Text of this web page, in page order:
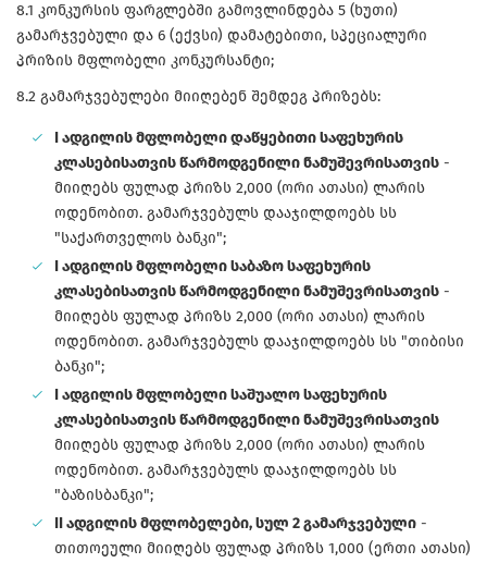
8.1 კონკურსის ფარგლებში გამოვლინდება 5 (ხუთი)
გამარჯვებული და 6 (ექვსი) დამატებითი, სპეციალური
პრიზის მფლობელი კონკურსანტი;
8.2 გამარჯვებულები მიიღებენ შემდეგ პრიზებს:
I ადგილის მფლობელი დაწყებითი საფეხურის
კლასებისათვის წარმოდგენილი ნამუშევრისათვის -
მიიღებს ფულად პრიზს 2,000 (ორი ათასი) ლარის
ოდენობით. გამარჯვებულს დააჯილდოებს სს
"საქართველოს ბანკი";
I ადგილის მფლობელი საბაზო საფეხურის
კლასებისათვის წარმოდგენილი ნამუშევრისათვის -
მიიღებს ფულად პრიზს 2,000 (ორი ათასი) ლარის
ოდენობით. გამარჯვებულს დააჯილდოებს სს "თიბისი
ბანკი";
I ადგილის მფლობელი საშუალო საფეხურის
კლასებისათვის წარმოდგენილი ნამუშევრისათვის
მიიღებს ფულად პრიზს 2,000 (ორი ათასი) ლარის
ოდენობით. გამარჯვებულს დააჯილდოებს სს
"ბაზისბანკი";
II ადგილის მფლობელები, სულ 2 გამარჯვებული -
თითოეული მიიღებს ფულად პრიზს 1,000 (ერთი ათასი)